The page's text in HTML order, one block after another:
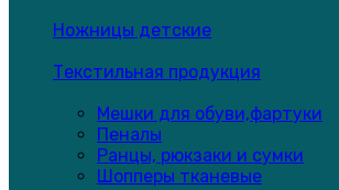
Ножницы детские
Текстильная продукция
Мешки для обуви,фартуки
Пеналы
Ранцы, рюкзаки и сумки
Шопперы тканевые